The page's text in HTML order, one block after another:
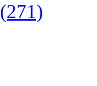
(271)